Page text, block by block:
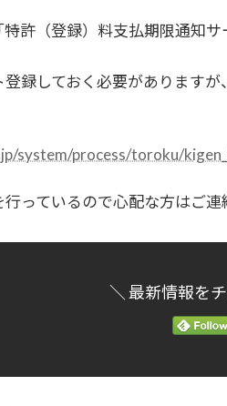
許（登録）料支払期限通知
録しておく必要があります
system/process/toroku/
っているので心配な方はご連
＼ 最新情報を